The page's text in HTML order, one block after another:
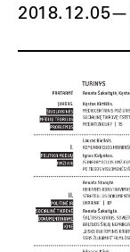
2018.12.05—